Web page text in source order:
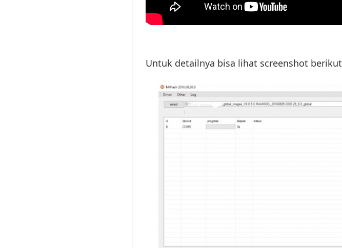
Untuk detailnya bisa lihat screenshot berikut